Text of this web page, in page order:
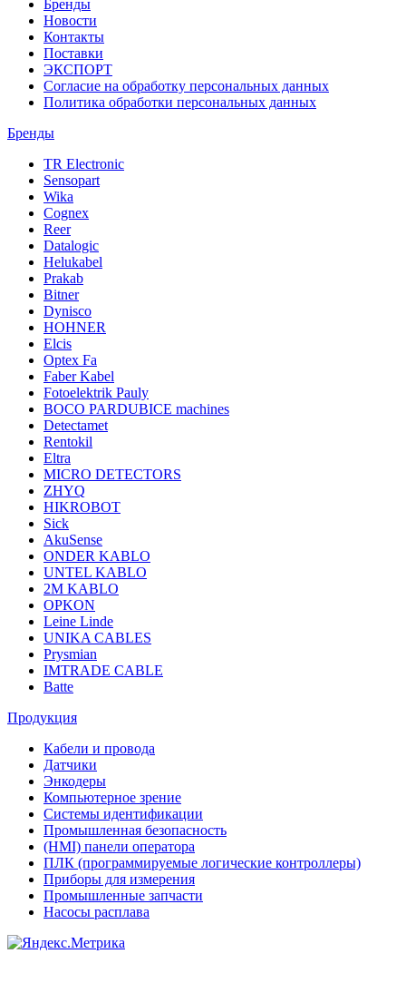
Бренды
Новости
Контакты
Поставки
ЭКСПОРТ
Согласие на обработку персональных данных
Политика обработки персональных данных
Бренды
TR Electronic
Sensopart
Wika
Cognex
Reer
Datalogic
Helukabel
Prakab
Bitner
Dynisco
HOHNER
Elcis
Optex Fa
Faber Kabel
Fotoelektrik Pauly
BOCO PARDUBICE machines
Detectamet
Rentokil
Eltra
MICRO DETECTORS
ZHYQ
HIKROBOT
Sick
AkuSense
ONDER KABLO
UNTEL KABLO
2M KABLO
OPKON
Leine Linde
UNIKA CABLES
Prysmian
IMTRADE CABLE
Batte
Продукция
Кабели и провода
Датчики
Энкодеры
Компьютерное зрение
Системы идентификации
Промышленная безопасность
(HMI) панели оператора
ПЛК (программируемые логические контроллеры)
Приборы для измерения
Промышленные запчасти
Насосы расплава